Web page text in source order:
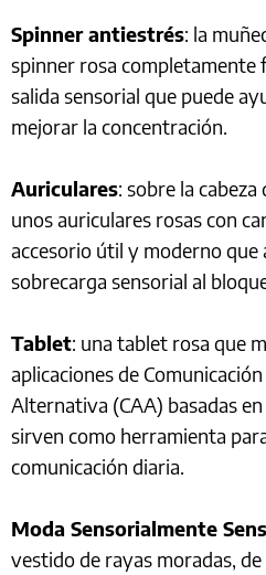
Spinner antiestrés: la
spinner rosa completamente
salida sensorial que puede
mejorar la concentración.
Auriculares: sobre la cabeza
unos auriculares rosas con
accesorio útil y moderno que
sobrecarga sensorial al
Tablet: una tablet rosa que
aplicaciones de
Alternativa (CAA) basadas
sirven como herramienta
comunicación diaria.
Moda Sensorialmente
vestido de rayas moradas,